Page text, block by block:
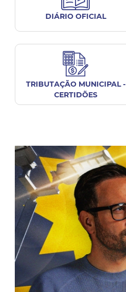
DIÁRIO OFICIAL
TRIBUTAÇÃO MUNICIPAL -
CERTIDÕES